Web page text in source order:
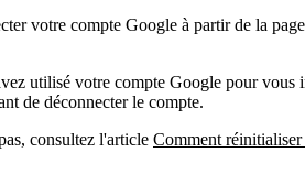
votre compte Google à partir de la page
utilisé votre compte Google pour vous
de déconnecter le compte.
consultez l'article Comment